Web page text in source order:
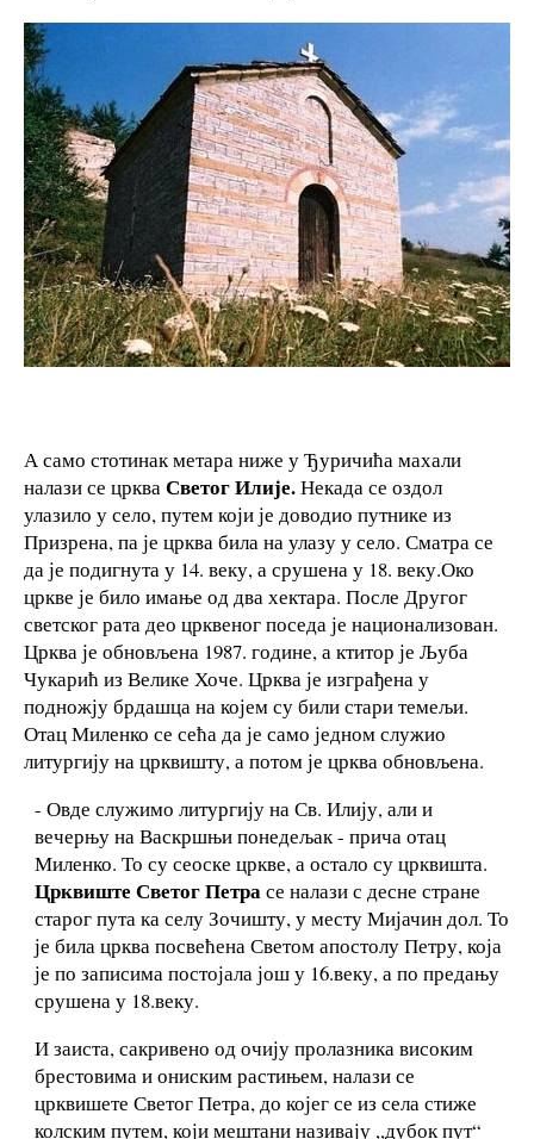
А само стотинак метара ниже у Ђуричића махали
налази се цркваСветог Илије.Некада се оздол
улазило у село, путем који је доводио путнике из
Призрена, па је црква била на улазу у село. Сматра се
да је подигнута у 14. веку, а срушена у 18. веку.Око
цркве је било имање од два хектара. После Другог
светског рата део црквеног поседа је национализован.
Црква је обновљена 1987. године, а ктитор је Љуба
Чукарић из Велике Хоче. Црква је изграђена у
подножју брдашца на којем су били стари темељи.
Отац Миленко се сећа да је само једном служио
литургију на црквишту, а потом је црква обновљена.
- Овде служимо литургију на Св. Илију, али и
вечерњу на Васкршњи понедељак - прича отац
Миленко. То су сеоске цркве, а остало су црквишта.
Црквиште Светог Петрасе налази с десне стране
старог пута ка селу Зочишту, у месту Мијачин дол. То
је била црква посвећена Светом апостолу Петру, која
је по записима постојала још у 16.веку, а по предању
срушена у 18.веку.
И заиста, сакривено од очију пролазника високим
брестовима и ониским растињем, налази се
црквишете Светог Петра, до којег се из села стиже
колским путем, који мештани називају ,,дубок пут“